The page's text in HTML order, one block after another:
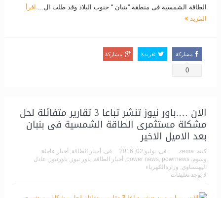
الطاقة الشمسية فى منطقة “بنبان “ جنوب البلاد وقد طلب ال... اقرأ
المزيد
مشاركة
0
تغريدة مشاركة
الان ….باور نيوز تنشر تباعا 3 تقارير متفائلة لحل
مشكلة مستثمرى الطاقة الشمسية فى بنبان
بعد الاميل الاخير
كتبه: zema فى: يوليو 02, 2016 فى: أخبار الطاقة, أخبار عاجلة
وسوم:
power news, powrnews
, أخبار الطاقة, باور نيوز , باورنيوز , عادل
اليهنساوي, وزارةالكهرباء
لا يوجد تعليقات